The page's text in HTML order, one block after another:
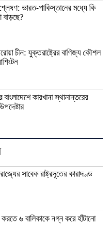
ভারত-পাকিস্তানের মধ্যে কি
চীন: যুক্তরাষ্ট্রের বাণিজ্য কৌশল
বাংলাদেশে কারখানা স্থানান্তরের
সাবেক রাষ্ট্রদূতের কারাদণ্ড
করতে ৬ বালিকাকে নগ্ন করে হাঁটানো